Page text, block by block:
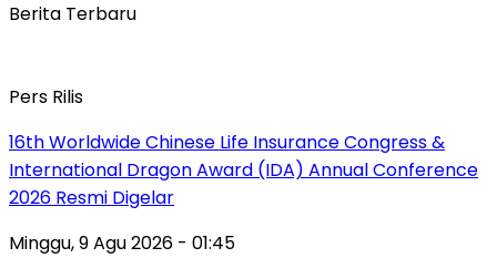
Berita Terbaru
Pers Rilis
16th Worldwide Chinese Life Insurance Congress &
International Dragon Award (IDA) Annual Conference
2026 Resmi Digelar
Minggu, 9 Agu 2026 - 01:45